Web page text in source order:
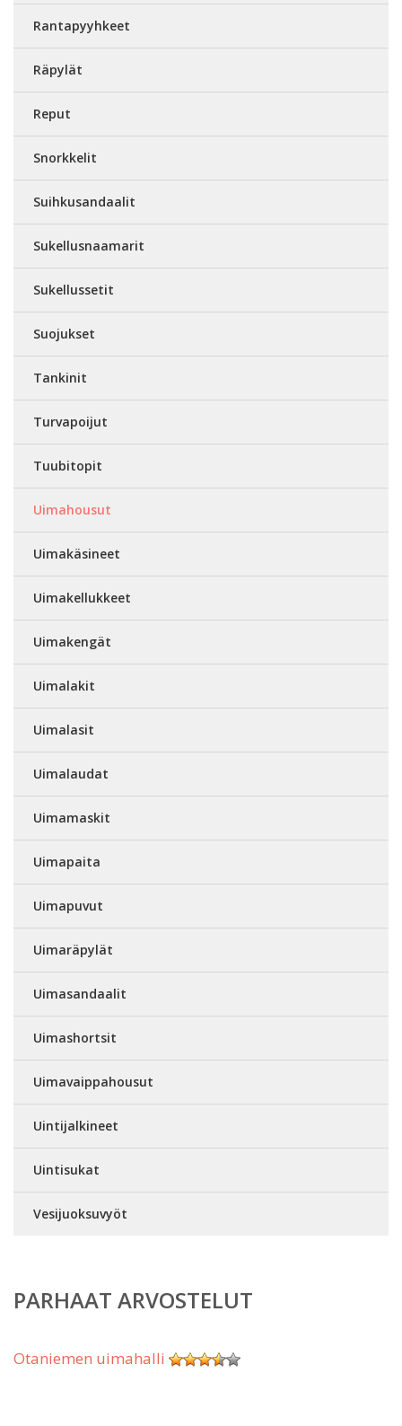
Rantapyyhkeet
Räpylät
Reput
Snorkkelit
Suihkusandaalit
Sukellusnaamarit
Sukellussetit
Suojukset
Tankinit
Turvapoijut
Tuubitopit
Uimahousut
Uimakäsineet
Uimakellukkeet
Uimakengät
Uimalakit
Uimalasit
Uimalaudat
Uimamaskit
Uimapaita
Uimapuvut
Uimaräpylät
Uimasandaalit
Uimashortsit
Uimavaippahousut
Uintijalkineet
Uintisukat
Vesijuoksuvyöt
PARHAAT ARVOSTELUT
Otaniemen uimahalli